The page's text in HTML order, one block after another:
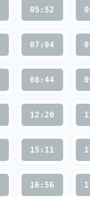
05:52
07:04
08:44
12:20
15:11
16:56